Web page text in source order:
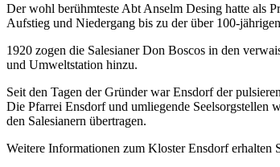
Der wohl berühmteste Abt Anselm Desing hatte als
Aufstieg und Niedergang bis zu der über 100-
1920 zogen die Salesianer Don Boscos in den
und Umweltstation hinzu.
Seit den Tagen der Gründer war Ensdorf der
Die Pfarrei Ensdorf und umliegende Seelsorgstellen
den Salesianern übertragen.
Weitere Informationen zum Kloster Ensdorf erhalten